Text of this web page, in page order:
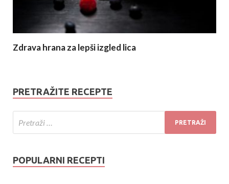
Zdrava hrana za lepši izgled lica
PRETRAŽITE RECEPTE
POPULARNI RECEPTI